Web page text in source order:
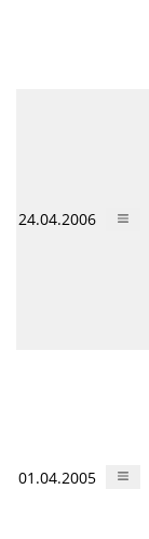
24.04.2006
01.04.2005